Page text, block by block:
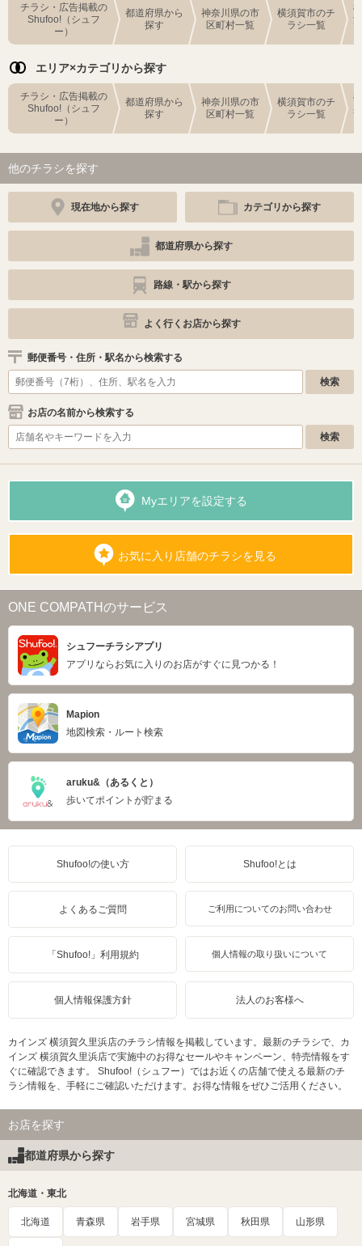
チラシ・広告掲載の
Shufoo!（シュフ
ー）
都道府県から
探す
神奈川県の市
区町村一覧
横須賀市のチ
ラシ一覧
エリア×カテゴリから探す
チラシ・広告掲載の
Shufoo!（シュフ
ー）
都道府県から
探す
神奈川県の市
区町村一覧
横須賀市のチ
ラシ一覧
他のチラシを探す
現在地から探す カテゴリから探す
都道府県から探す
路線・駅から探す
よく行くお店から探す
郵便番号・住所・駅名から検索する
お店の名前から検索する
Myエリアを設定する
お気に入り店舗のチラシを見る
ONE COMPATHのサービス
シュフーチラシアプリ
アプリならお気に入りのお店がすぐに見つかる！
Mapion
地図検索・ルート検索
aruku&（あるくと）
歩いてポイントが貯まる
Shufoo!の使い方 Shufoo!とは
よくあるご質問 ご利用についてのお問い合わせ
「Shufoo!」利用規約 個人情報の取り扱いについて
個人情報保護方針 法人のお客様へ
カインズ 横須賀久里浜店のチラシ情報を掲載しています。最新のチラシで、カ
インズ 横須賀久里浜店で実施中のお得なセールやキャンペーン、特売情報をす
ぐに確認できます。 Shufoo!（シュフー）ではお近くの店舗で使える最新のチ
ラシ情報を、手軽にご確認いただけます。お得な情報をぜひご活用ください。
お店を探す
都道府県から探す
北海道・東北
北海道 青森県 岩手県 宮城県 秋田県 山形県